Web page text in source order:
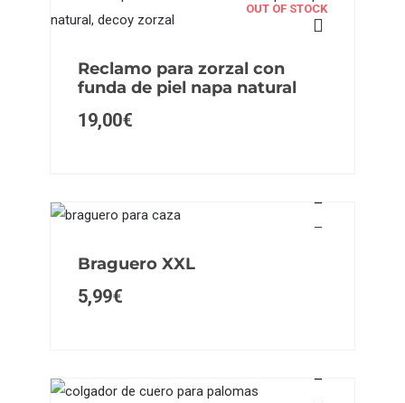
OUT OF STOCK
Reclamo para zorzal con
funda de piel napa natural
19,00€
Braguero XXL
5,99€